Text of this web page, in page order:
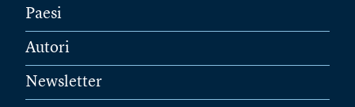
Paesi
Autori
Newsletter